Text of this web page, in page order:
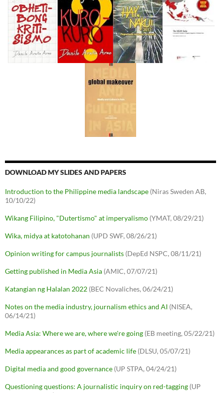
DOWNLOAD MY SLIDES AND PAPERS
Introduction to the Philippine media landscape (Niras Sweden AB,
10/10/22)
Wikang Filipino, "Dutertismo" at imperyalismo (YMAT, 08/29/21)
Wika, midya at katotohanan (UPD SWF, 08/26/21)
Opinion writing for campus journalists (DepEd NSPC, 08/11/21)
Getting published in Media Asia (AMIC, 07/07/21)
Katangian ng Halalan 2022 (BEC Novaliches, 06/24/21)
Notes on the media industry, journalism ethics and AI (NISEA,
06/14/21)
Media Asia: Where we are, where we're going (EB meeting, 05/22/21)
Media appearances as part of academic life (DLSU, 05/07/21)
Digital media and good governance (UP STPA, 04/24/21)
Questioning questions: A journalistic inquiry on red-tagging (UP